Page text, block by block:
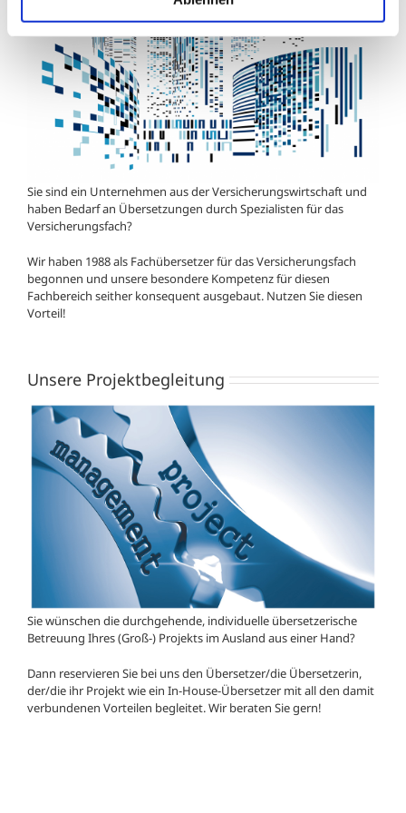
Sie sind ein Unternehmen aus der Versicherungswirtschaft und
haben Bedarf an Übersetzungen durch Spezialisten für das
Versicherungsfach?
Wir haben 1988 als Fachübersetzer für das Versicherungsfach
begonnen und unsere besondere Kompetenz für diesen
Fachbereich seither konsequent ausgebaut. Nutzen Sie diesen
Vorteil!
Unsere Projektbegleitung
Sie wünschen die durchgehende, individuelle übersetzerische
Betreuung Ihres (Groß-) Projekts im Ausland aus einer Hand?
Dann reservieren Sie bei uns den Übersetzer/die Übersetzerin,
der/die ihr Projekt wie ein In-House-Übersetzer mit all den damit
verbundenen Vorteilen begleitet. Wir beraten Sie gern!